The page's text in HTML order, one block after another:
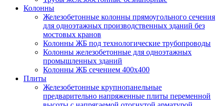
Колонны
Железобетонные колонны прямоугольного сечения
для одноэтажных производственных зданий без
мостовых кранов
Колонны ЖБ под технологические трубопроводы
Колонны железобетонные для одноэтажных
промышленных зданий
Колонны ЖБ сечением 400х400
Плиты
Железобетонные крупнопанельные
предварительно напряженные плиты переменной